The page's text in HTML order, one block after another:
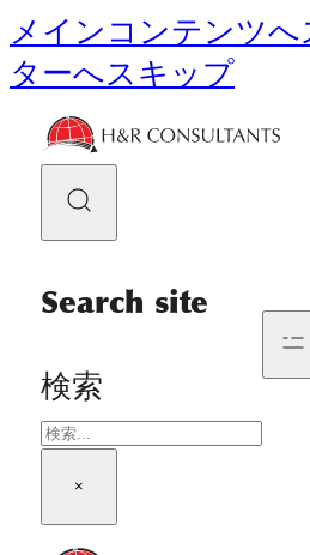
メインコンテンツ
ターへスキップ
Search site
検索
×